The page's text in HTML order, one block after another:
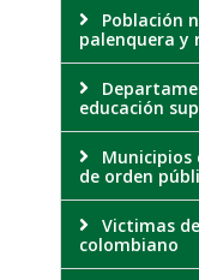
Población
palenquera y
educación
Municipios
de orden
Victimas
colombiano